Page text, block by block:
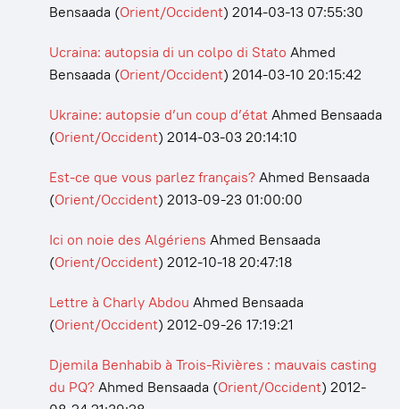
Bensaada (Orient/Occident) 2014-03-13 07:55:30
Ucraina: autopsia di un colpo di Stato Ahmed
Bensaada (Orient/Occident) 2014-03-10 20:15:42
Ukraine: autopsie d’un coup d’étatAhmed Bensaada
(Orient/Occident) 2014-03-03 20:14:10
Est-ce que vous parlez français?Ahmed Bensaada
(Orient/Occident) 2013-09-23 01:00:00
Ici on noie des Algériens Ahmed Bensaada
(Orient/Occident) 2012-10-18 20:47:18
Lettre à Charly Abdou Ahmed Bensaada
(Orient/Occident) 2012-09-26 17:19:21
Djemila Benhabib à Trois-Rivières : mauvais casting
du PQ?Ahmed Bensaada (Orient/Occident) 2012-